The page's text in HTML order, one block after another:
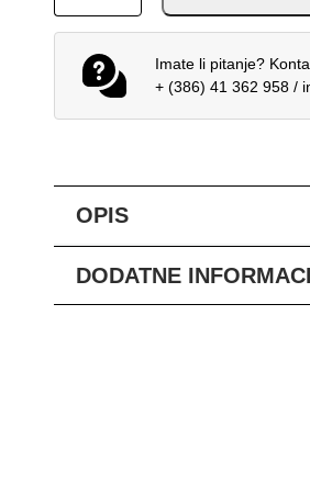
Imate li pitanje?
+ (386) 41 362 958/
OPIS
DODATNE